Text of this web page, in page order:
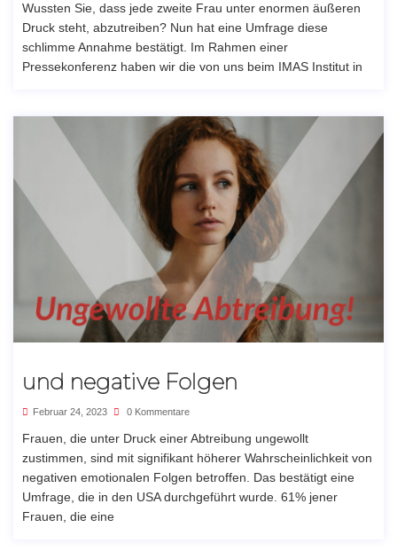
Wussten Sie, dass jede zweite Frau unter enormen äußeren
Druck steht, abzutreiben? Nun hat eine Umfrage diese
schlimme Annahme bestätigt. Im Rahmen einer
Pressekonferenz haben wir die von uns beim IMAS Institut in
und negative Folgen
Februar 24, 2023 0 Kommentare
Frauen, die unter Druck einer Abtreibung ungewollt
zustimmen, sind mit signifikant höherer Wahrscheinlichkeit von
negativen emotionalen Folgen betroffen. Das bestätigt eine
Umfrage, die in den USA durchgeführt wurde. 61% jener
Frauen, die eine